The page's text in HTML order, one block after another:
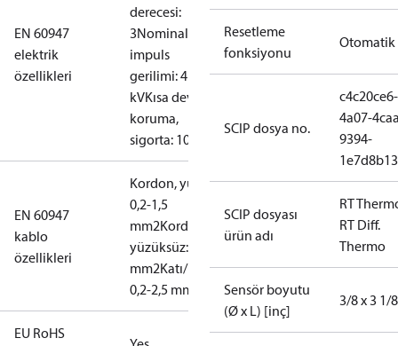
EN 60947
elektrik
özellikleri
derecesi:
3Nominal
impuls
gerilimi: 4
kVKısa devre
koruma,
sigorta: 10 A
EN 60947
kablo
özellikleri
Kordon, yüzüklü:
0,2-1,5
mm2Kordon,
yüzüksüz: 0,2-2,5
mm2Katı/Damarlı:
0,2-2,5 mm2
EU RoHS
Resetleme
fonksiyonu
Otomatik
SCIP dosya no.
c4c20ce6-
4a07-
9394-
SCIP dosyası
ürün adı
RT
RT Diff.
Thermo
Sensör boyutu
(Ø x L) [inç]
3/8 x 3 1/